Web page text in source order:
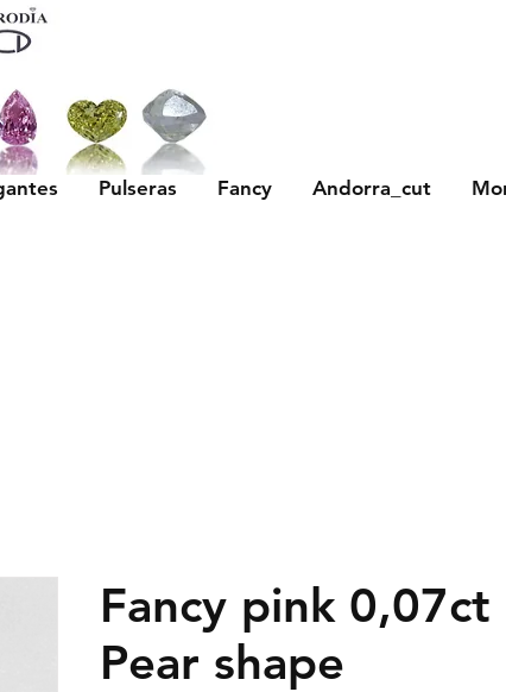
Pulseras Fancy Andorra_cut
Fancy pink 0,07ct
Pear shape